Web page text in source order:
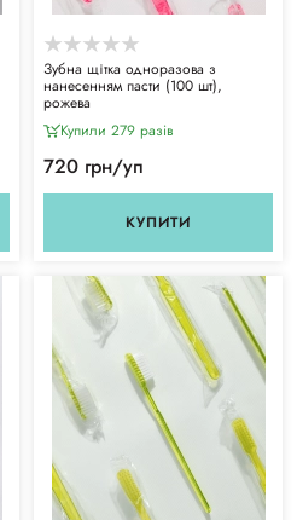
Зубна щітка одноразова з
нанесенням пасти (100 шт),
рожева
Купили 279 разiв
720 грн/уп
КУПИТИ